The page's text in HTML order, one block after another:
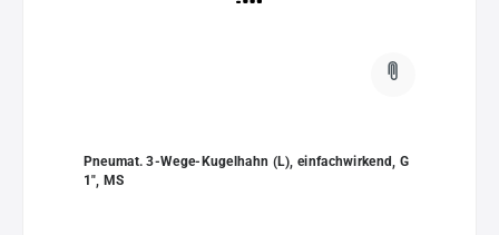
Pneumat. 3-Wege-Kugelhahn (L), einfachwirkend, G
1", MS